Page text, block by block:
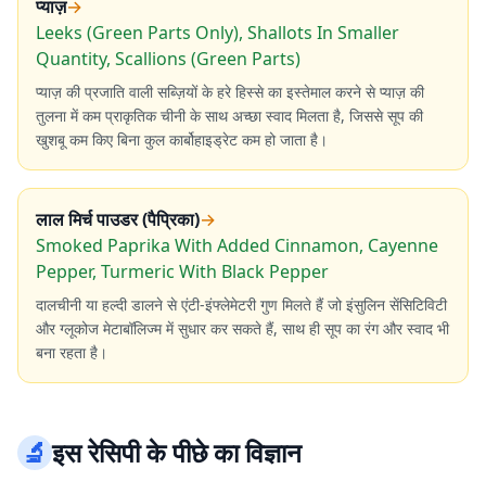
प्याज़→
Leeks (Green Parts Only), Shallots In Smaller
Quantity, Scallions (Green Parts)
प्याज़ की प्रजाति वाली सब्ज़ियों के हरे हिस्से का इस्तेमाल करने से प्याज़ की
तुलना में कम प्राकृतिक चीनी के साथ अच्छा स्वाद मिलता है, जिससे सूप की
खुशबू कम किए बिना कुल कार्बोहाइड्रेट कम हो जाता है।
लाल मिर्च पाउडर (पैप्रिका)→
Smoked Paprika With Added Cinnamon, Cayenne
Pepper, Turmeric With Black Pepper
दालचीनी या हल्दी डालने से एंटी-इंफ्लेमेटरी गुण मिलते हैं जो इंसुलिन सेंसिटिविटी
और ग्लूकोज मेटाबॉलिज्म में सुधार कर सकते हैं, साथ ही सूप का रंग और स्वाद भी
बना रहता है।
🔬इस रेसिपी के पीछे का विज्ञान